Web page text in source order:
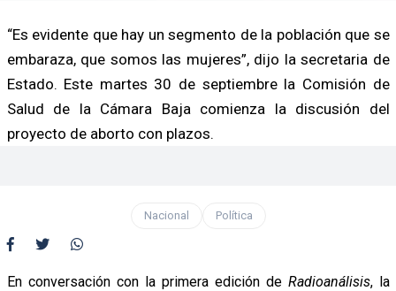
“Es evidente que hay un segmento de la población que se
embaraza, que somos las mujeres”, dijo la secretaria de
Estado. Este martes 30 de septiembre la Comisión de
Salud de la Cámara Baja comienza la discusión del
proyecto de aborto con plazos.
Nacional Política
En conversación con la primera edición de Radioanálisis, la